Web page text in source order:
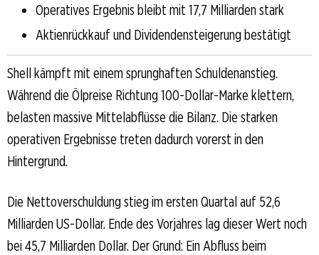
Operatives Ergebnis bleibt mit 17,7 Milliarden stark
Aktienrückkauf und Dividendensteigerung bestätigt
Shell kämpft mit einem sprunghaften Schuldenanstieg.
Während die Ölpreise Richtung 100-Dollar-Marke klettern,
belasten massive Mittelabflüsse die Bilanz. Die starken
operativen Ergebnisse treten dadurch vorerst in den
Hintergrund.
Die Nettoverschuldung stieg im ersten Quartal auf 52,6
Milliarden US-Dollar. Ende des Vorjahres lag dieser Wert noch
bei 45,7 Milliarden Dollar. Der Grund: Ein Abfluss beim